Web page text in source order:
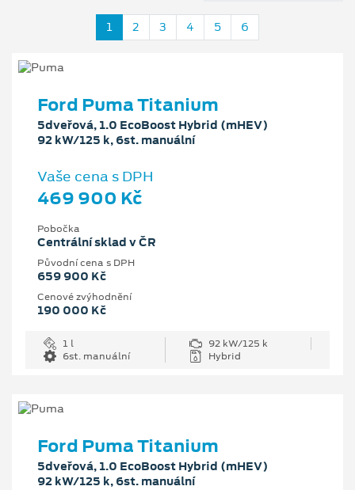
1 2 3 4 5 6
Ford Puma Titanium
5dveřová, 1.0 EcoBoost Hybrid (mHEV)
92 kW/125 k, 6st. manuální
Vaše cena s DPH
469 900 Kč
Pobočka
Centrální sklad v ČR
Původní cena s DPH
659 900 Kč
Cenové zvýhodnění
190 000 Kč
1 l
92 kW/125 k
6st. manuální
Hybrid
Ford Puma Titanium
5dveřová, 1.0 EcoBoost Hybrid (mHEV)
92 kW/125 k, 6st. manuální